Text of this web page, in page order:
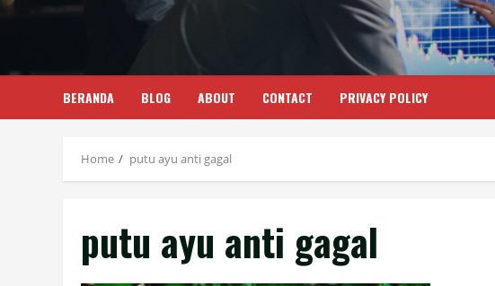
BERANDA BLOG ABOUT CONTACT PRIVACY POLICY
Home putu ayu anti gagal
putu ayu anti gagal